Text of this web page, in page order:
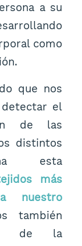
a su
como
que nos
detectar el
de las
distintos
esta
más
nuestro
también
de la